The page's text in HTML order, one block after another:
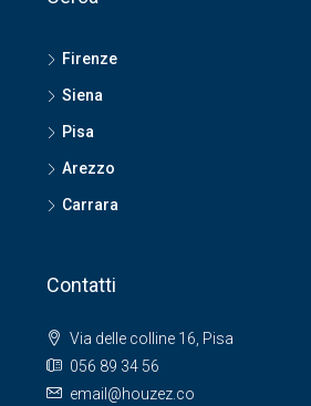
Firenze
Siena
Pisa
Arezzo
Carrara
Contatti
Via delle colline 16, Pisa
056 89 34 56
email@houzez.co